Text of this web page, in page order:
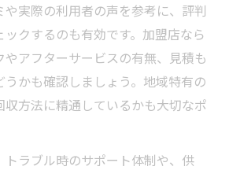
実際の利用者の声を参考に、評判
クするのも有効です。加盟店なら
アフターサービスの有無、見積も
うかも確認しましょう。地域特有の
方法に精通しているかも大切なポ
トラブル時のサポート体制や、供